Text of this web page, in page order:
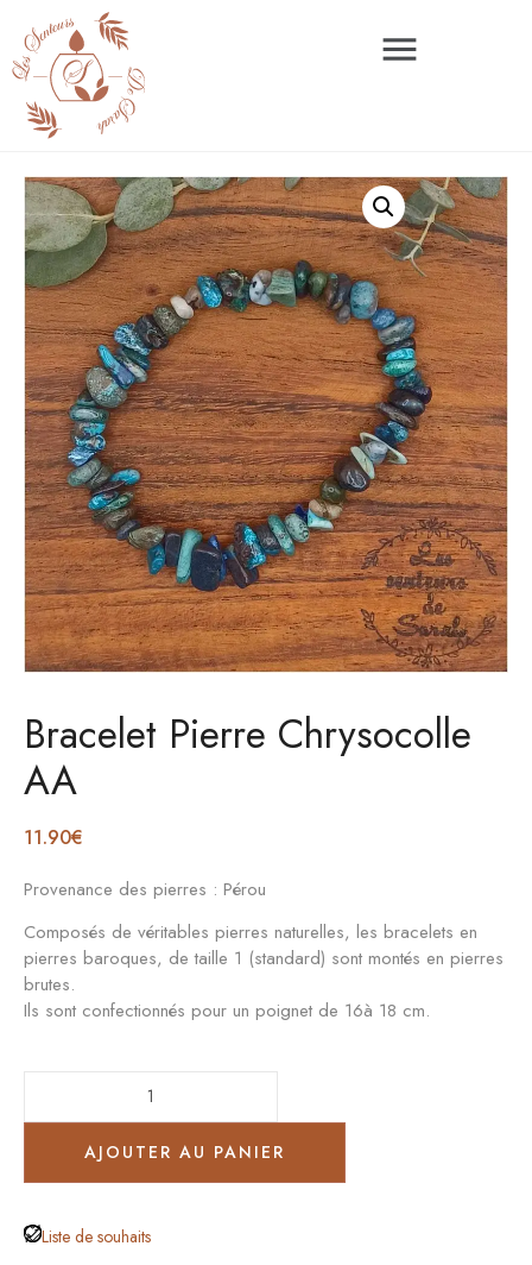
Bracelet Pierre Chrysocolle
AA
11.90€
Provenance des pierres : Pérou
Composés de véritables pierres naturelles, les bracelets en
pierres baroques, de taille 1 (standard) sont montés en pierres
brutes.
Ils sont confectionnés pour un poignet de 16à 18 cm.
AJOUTER AU PANIER
Liste de souhaits